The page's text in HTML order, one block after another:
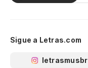
Sigue a Letras.com
letrasmusbr